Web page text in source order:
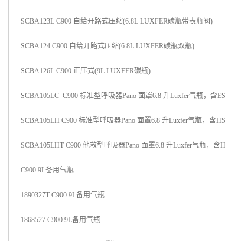
SCBA123L C900 自给开路式压缩(6.8L LUXFER碳瓶带表瓶阀)
SCBA124 C900 自给开路式压缩(6.8L LUXFER碳瓶双瓶)
SCBA126L C900 正压式(9L LUXFER碳瓶)
SCBA105LC C900 标准型呼吸器Pano 面罩6.8 升Luxfer气瓶，含
SCBA105LH C900 标准型呼吸器Pano 面罩6.8 升Luxfer气瓶，含
SCBA105LHT C900 他救型呼吸器Pano 面罩6.8 升Luxfer气瓶，含
C900 9L备用气瓶
1890327T C900 9L备用气瓶
1868527 C900 9L备用气瓶